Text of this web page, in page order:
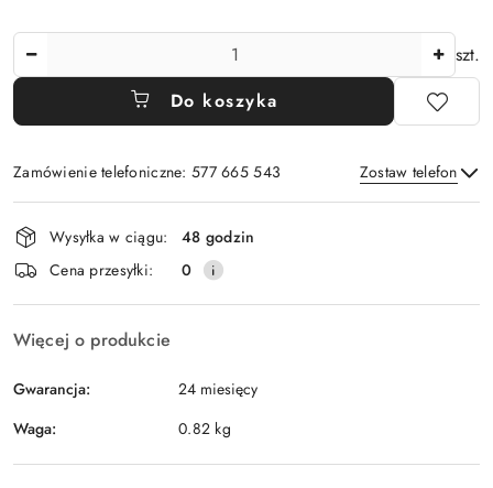
szt.
Do koszyka
Zamówienie telefoniczne: 577 665 543 Zostaw telefon
Wyślij
Dostępność
i
dostawa
Wysyłka w ciągu:
48 godzin
Cena przesyłki:
0
Więcej o produkcie
Gwarancja:
24 miesięcy
Waga:
0.82 kg